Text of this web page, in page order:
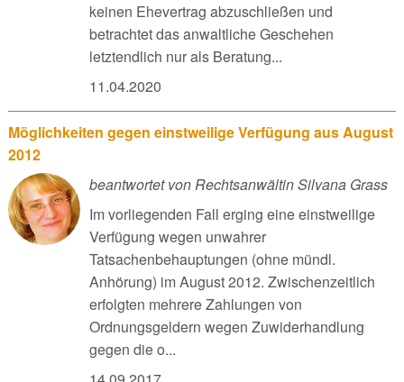
keinen Ehevertrag abzuschließen und
betrachtet das anwaltliche Geschehen
letztendlich nur als Beratung...
11.04.2020
Möglichkeiten gegen einstweilige Verfügung aus August
2012
beantwortet von Rechtsanwältin Silvana Grass
Im vorliegenden Fall erging eine einstweilige
Verfügung wegen unwahrer
Tatsachenbehauptungen (ohne mündl.
Anhörung) im August 2012. Zwischenzeitlich
erfolgten mehrere Zahlungen von
Ordnungsgeldern wegen Zuwiderhandlung
gegen die o...